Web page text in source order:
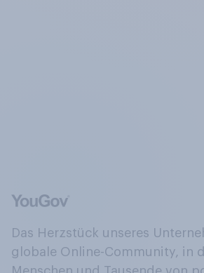
Das Herzstück unseres
globale Online-Community, in